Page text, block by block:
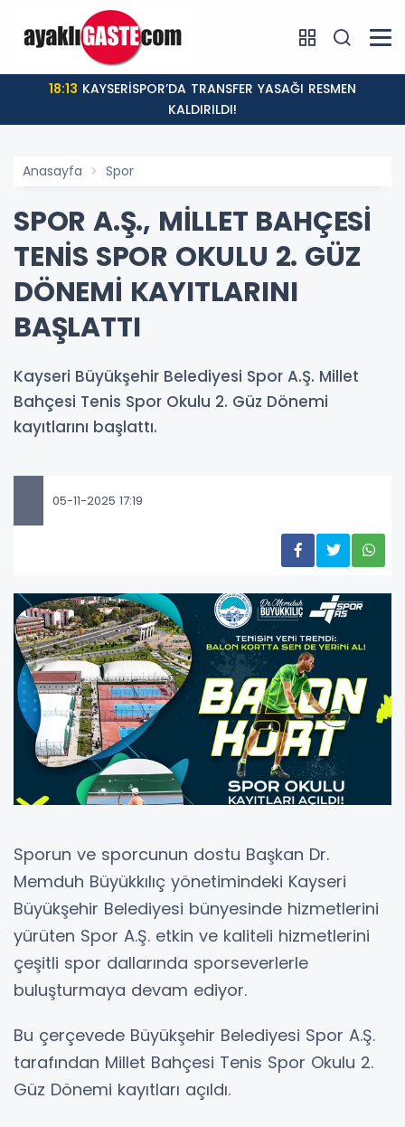
18:13
KALDIRILDI!
Anasayfa Spor
SPOR A.Ş., MİLLET BAHÇESİ
TENİS SPOR OKULU 2. GÜZ
DÖNEMİ KAYITLARINI
BAŞLATTI
Kayseri Büyükşehir Belediyesi Spor A.Ş. Millet
Bahçesi Tenis Spor Okulu 2. Güz Dönemi
kayıtlarını başlattı.
05-11-2025 17:19
Sporun ve sporcunun dostu Başkan Dr.
Memduh Büyükkılıç yönetimindeki Kayseri
Büyükşehir Belediyesi bünyesinde hizmetlerini
yürüten Spor A.Ş. etkin ve kaliteli hizmetlerini
çeşitli spor dallarında sporseverlerle
buluşturmaya devam ediyor.
Bu çerçevede Büyükşehir Belediyesi Spor A.Ş.
tarafından Millet Bahçesi Tenis Spor Okulu 2.
Güz Dönemi kayıtları açıldı.